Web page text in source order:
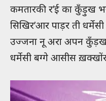
कमतारकी र’ई का कुँड़ुख
सिखिर’आर पाड़र ती
उज्जना नू अरा अपन
धर्मेसी बग्गे आसीस